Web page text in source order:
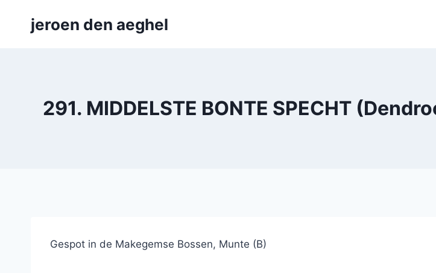
jeroen den aeghel
291. MIDDELSTE BONTE SPECHT
Gespot in de Makegemse Bossen, Munte (B)